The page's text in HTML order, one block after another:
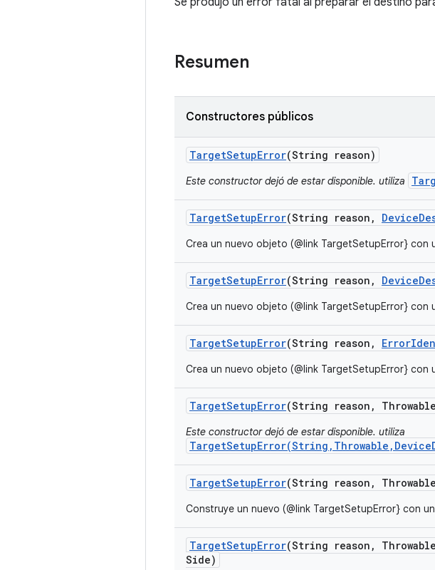
Resumen
Constructores públicos
TargetSetupError(String reason)
Este constructor dejó de estar disponible. utiliza
TargetSetupError(String reason , Device
Crea un nuevo objeto (@link TargetSetupError} con
TargetSetupError(String reason , Device
Crea un nuevo objeto (@link TargetSetupError} con
TargetSetupError(String reason , Error
Crea un nuevo objeto (@link TargetSetupError} con
TargetSetupError(String reason ,
Este constructor dejó de estar disponible. utiliza
TargetSetupError(String reason ,
Construye un nuevo (@link TargetSetupError} con
TargetSetupError(String reason ,
Side)